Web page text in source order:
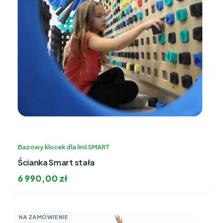
Bazowy klocek dla linii SMART
Ścianka Smart stała
6 990,00 zł
NA ZAMÓWIENIE